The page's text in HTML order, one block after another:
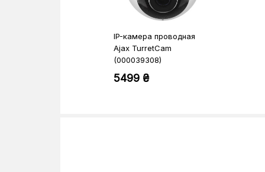
IP-камера проводная
Ajax TurretCam
(000039308)
5499 ₴